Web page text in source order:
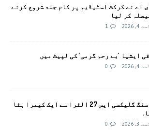
اے نے کرکٹ اسٹیڈیم پر کام جلد شروع کرنے
کر لیا
4, 2026
1
ایشیا ‘بے رحم گرمی’ کی لپیٹ میں
4, 2026
0
سام سنگ گلیکسی ایس 27 الٹرا سے ایک کیمرا ہٹا
3, 2026
0